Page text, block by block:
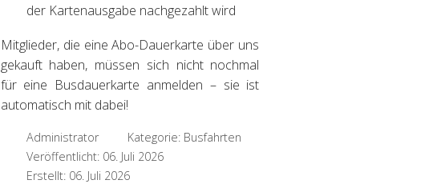
der Kartenausgabe nachgezahlt wird
Mitglieder, die eine Abo-Dauerkarte über uns
gekauft haben, müssen sich nicht nochmal
für eine Busdauerkarte anmelden – sie ist
automatisch mit dabei!
Administrator Kategorie: Busfahrten
Veröffentlicht: 06. Juli 2026
Erstellt: 06. Juli 2026